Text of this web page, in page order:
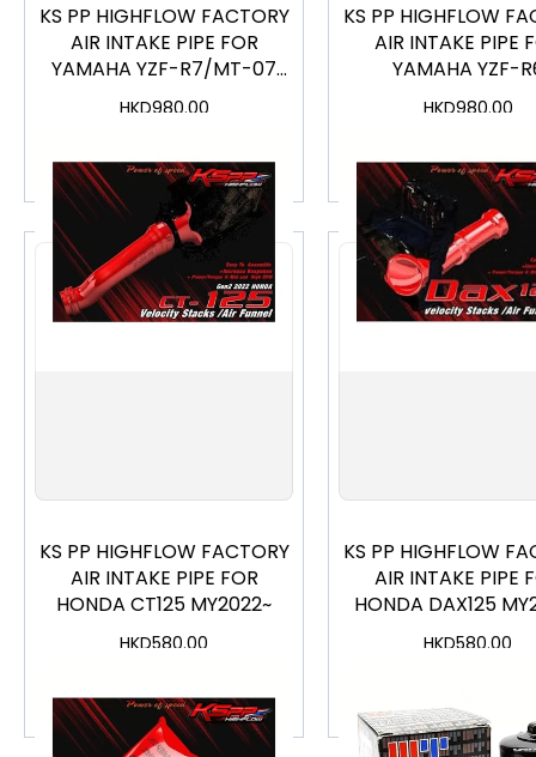
KS PP HIGHFLOW FACTORY
AIR INTAKE PIPE FOR
YAMAHA YZF-R7/MT-07
MY2022~
HKD980.00
加入購物車
KS PP HIGHFLOW
AIR INTAKE PIPE
YAMAHA YZF-
MY2017~2020
HKD980.00
加入購物車
KS PP HIGHFLOW FACTORY
AIR INTAKE PIPE FOR
HONDA CT125 MY2022~
HKD580.00
加入購物車
KS PP HIGHFLOW
AIR INTAKE PIPE
HONDA DAX125
HKD580.00